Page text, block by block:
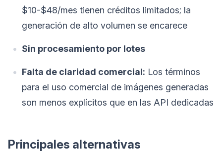
$10-$48/mes tienen créditos limitados; la
generación de alto volumen se encarece
Sin procesamiento por lotes
Falta de claridad comercial: Los términos
para el uso comercial de imágenes generadas
son menos explícitos que en las API dedicadas
Principales alternativas